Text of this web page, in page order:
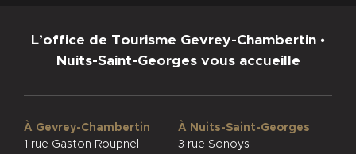
L’office de Tourisme Gevrey-Chambertin •
Nuits-Saint-Georges vous accueille
À Gevrey-Chambertin
1 rue Gaston Roupnel
À Nuits-Saint-Georges
3 rue Sonoys